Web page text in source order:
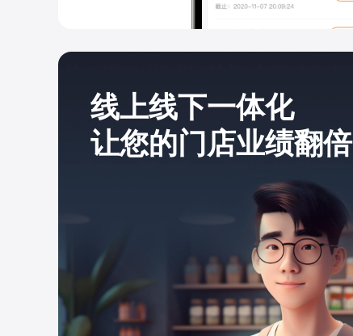
线上线下一体化
让您的门店业绩翻倍